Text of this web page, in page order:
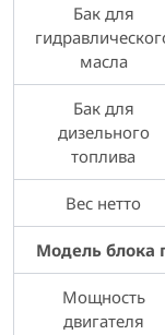
Бак для
масла
Бак для
дизельного
топлива
Вес нетто
Модель блока
Мощность
двигателя